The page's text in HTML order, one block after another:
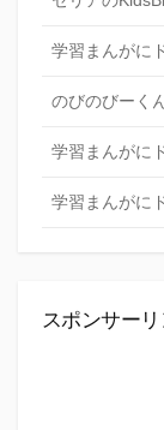
学習まんがに
のびのびーく
学習まんがに
学習まんがに
スポンサーリ